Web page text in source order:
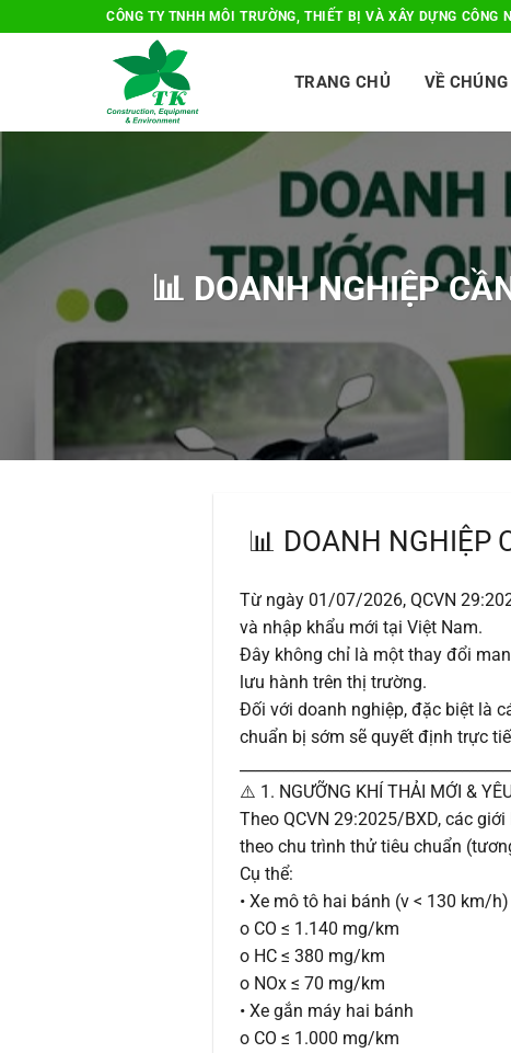
qua
CÔNG TY TNHH MÔI TRƯỜNG, THIẾT BỊ VÀ XÂY DỰNG CÔNG
TRANG CHỦ VỀ
📊 DOANH NGHIỆP
📊 DOANH NGHIỆP
Từ ngày 01/07/2026, QCVN
và nhập khẩu mới tại Việt Nam.
Đây không chỉ là một thay đổi
lưu hành trên thị trường.
Đối với doanh nghiệp, đặc biệt là
chuẩn bị sớm sẽ quyết định trực
⚠️ 1. NGƯỠNG KHÍ THẢI MỚI &
Theo QCVN 29:2025/BXD, các
theo chu trình thử tiêu chuẩn
Cụ thể:
• Xe mô tô hai bánh (v < 130 km/h)
o CO ≤ 1.140 mg/km
o HC ≤ 380 mg/km
o NOx ≤ 70 mg/km
• Xe gắn máy hai bánh
o CO ≤ 1.000 mg/km